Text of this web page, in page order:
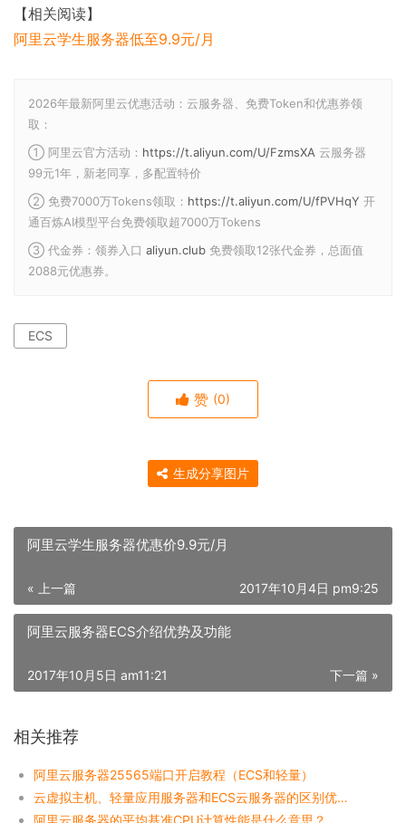
【相关阅读】
阿里云学生服务器低至9.9元/月
2026年最新阿里云优惠活动：云服务器、免费Token和优惠券领
取：
① 阿里云官方活动： https://t.aliyun.com/U/FzmsXA 云服务器
99元1年，新老同享，多配置特价
② 免费7000万Tokens领取： https://t.aliyun.com/U/fPVHqY 开
通百炼AI模型平台免费领取超7000万Tokens
③ 代金券：领券入口 aliyun.club 免费领取12张代金券，总面值
2088元优惠券。
ECS
赞 (0)
生成分享图片
阿里云学生服务器优惠价9.9元/月
« 上一篇 2017年10月4日 pm9:25
阿里云服务器ECS介绍优势及功能
下一篇 »
2017年10月5日 am11:21
相关推荐
阿里云服务器25565端口开启教程（ECS和轻量）
云虚拟主机、轻量应用服务器和ECS云服务器的区别优势对比表
阿里云服务器的平均基准CPU计算性能是什么意思？